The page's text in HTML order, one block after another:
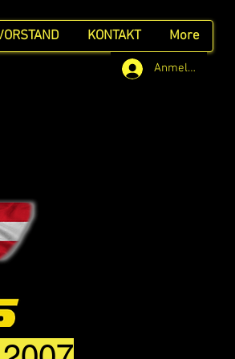
KONTAKT More
Anmelden